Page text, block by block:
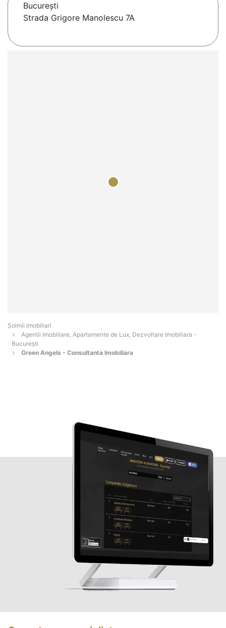
Bucureşti
Strada Grigore Manolescu 7A
Șoimii Imobiliari
Agentii Imobiliare, Apartamente de Lux, Dezvoltare Imobiliara -
Bucureşti
Green Angels - Consultanta Imobiliara